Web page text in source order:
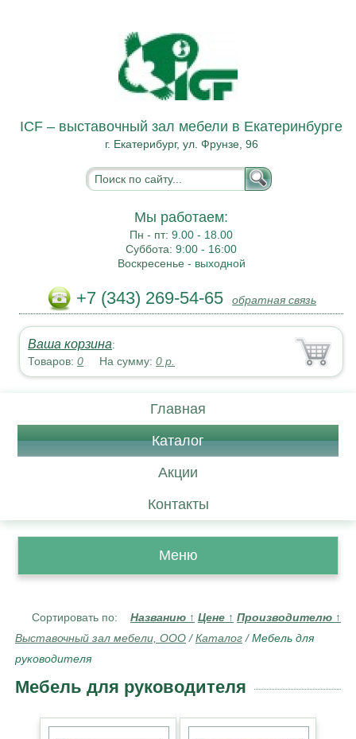
ICF – выставочный зал мебели в Екатеринбурге
г. Екатерибург, ул. Фрунзе, 96
Мы работаем:
Пн - пт:9.00 - 18.00
Суббота:9:00 - 16:00
Воскресенье - выходной
+7 (343) 269-54-65 обратная связь
Ваша корзина:
Товаров:0 На сумму:0 р.
Главная
Каталог
Акции
Контакты
Меню
Сортировать по: Названию ↑ Цене ↑ Производителю ↑
Выставочный зал мебели, ООО /Каталог /Мебель для
руководителя
Мебель для руководителя